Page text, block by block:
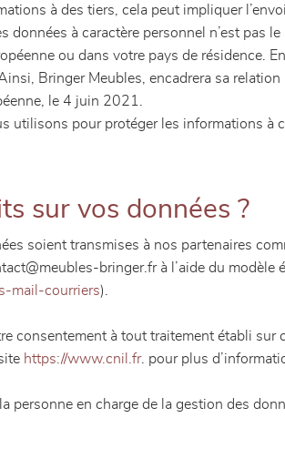
à des tiers, cela peut impliquer
à caractère personnel n’est pas
ou dans votre pays de résidence.
Bringer Meubles, encadrera sa relation
le 4 juin 2021.
utilisons pour protéger les informations à
sur vos données ?
soient transmises à nos partenaires
bringer.fr à l’aide du modèle
mail-courriers).
consentement à tout traitement établi sur
https://www.cnil.fr. pour plus
en charge de la gestion des